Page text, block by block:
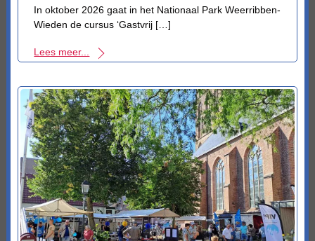
In oktober 2026 gaat in het Nationaal Park Weerribben-
Wieden de cursus ‘Gastvrij […]
Lees meer...